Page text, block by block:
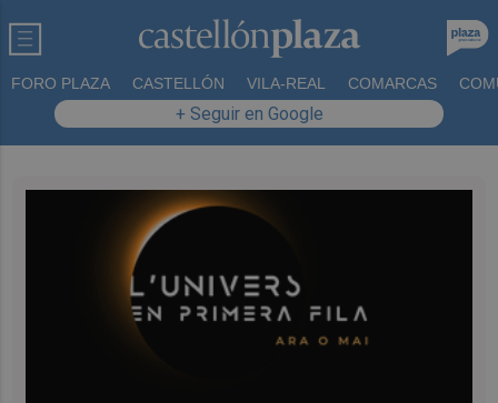
FORO PLAZA CASTELLÓN VILA-REAL COMARCAS
+ Seguir en Google